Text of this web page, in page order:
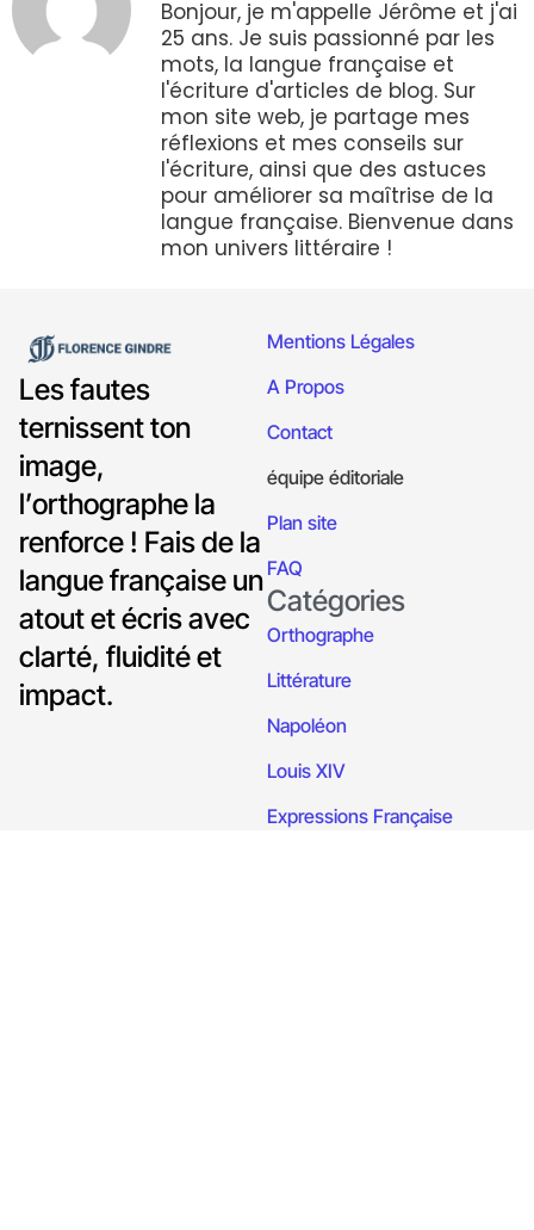
Bonjour, je m'appelle Jérôme et j'ai
25 ans. Je suis passionné par les
mots, la langue française et
l'écriture d'articles de blog. Sur
mon site web, je partage mes
réflexions et mes conseils sur
l'écriture, ainsi que des astuces
pour améliorer sa maîtrise de la
langue française. Bienvenue dans
mon univers littéraire !
Les fautes
ternissent ton
image,
l’orthographe la
renforce ! Fais de la
langue française un
atout et écris avec
clarté, fluidité et
impact.
Mentions Légales
A Propos
Contact
équipe éditoriale
Plan site
FAQ
Catégories
Orthographe
Littérature
Napoléon
Louis XIV
Expressions Française